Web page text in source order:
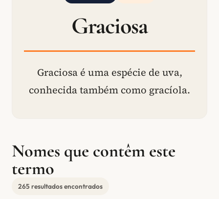
Graciosa
Graciosa é uma espécie de uva,
conhecida também como gracíola.
Nomes que contêm este
termo
265 resultados encontrados